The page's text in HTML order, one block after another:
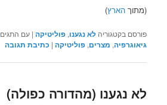
(מתוךהארץ)
פורסם בקטגוריה לא נגענו,פוליטיקה |עם התגים
גיאוגרפיה, מצרים,פוליטיקה | כתיבת תגובה
לא נגענו (מהדורה כפולה)